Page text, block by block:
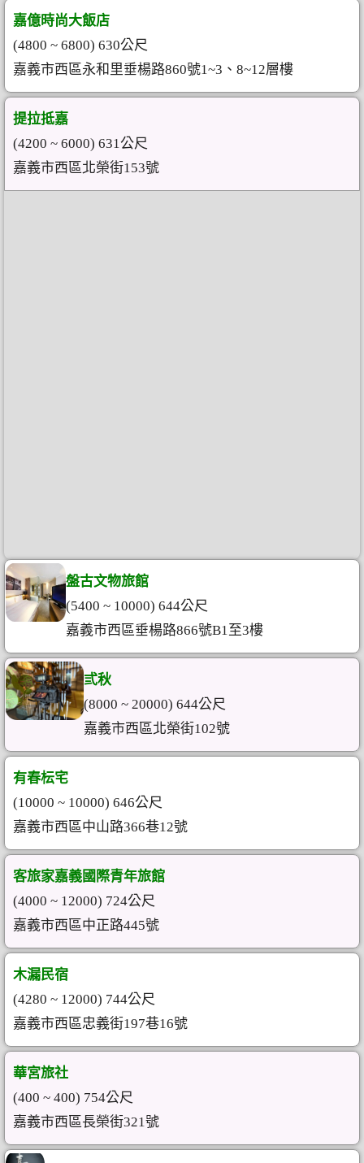
嘉億時尚大飯店
(4800 ~ 6800) 630公尺
嘉義市西區永和里垂楊路860號1~3、8~12層樓
提拉抵嘉
(4200 ~ 6000) 631公尺
嘉義市西區北榮街153號
盤古文物旅館
(5400 ~ 10000) 644公尺
嘉義市西區垂楊路866號B1至3樓
弎秋
(8000 ~ 20000) 644公尺
嘉義市西區北榮街102號
有春枟宅
(10000 ~ 10000) 646公尺
嘉義市西區中山路366巷12號
客旅家嘉義國際青年旅館
(4000 ~ 12000) 724公尺
嘉義市西區中正路445號
木漏民宿
(4280 ~ 12000) 744公尺
嘉義市西區忠義街197巷16號
華宮旅社
(400 ~ 400) 754公尺
嘉義市西區長榮街321號